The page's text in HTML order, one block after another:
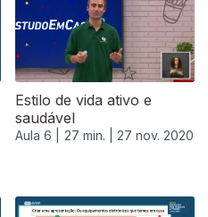
Estilo de vida ativo e
saudável
Aula 6 | 27 min. | 27 nov. 2020